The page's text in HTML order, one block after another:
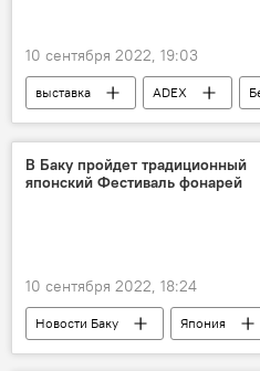
10 сентября 2022, 19:03
выставка ADEX
Азербайджан
В Баку пройдет традиционный
японский Фестиваль фонарей
10 сентября 2022, 18:24
Новости Баку Япония
Баку
Свечи